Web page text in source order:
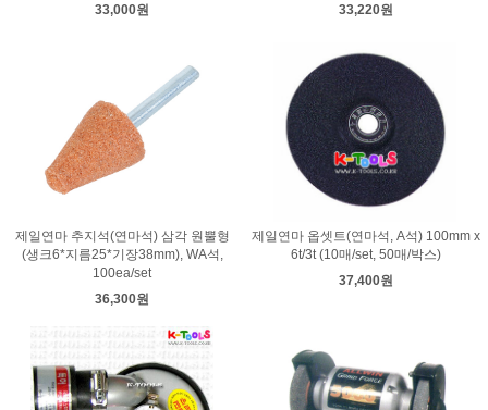
33,000원
33,220원
제일연마 추지석(연마석) 삼각 원뿔형
(생크6*지름25*기장38mm), WA석,
100ea/set
36,300원
제일연마 옵셋트(연마석, A석) 100mm x
6t/3t (10매/set, 50매/박스)
37,400원